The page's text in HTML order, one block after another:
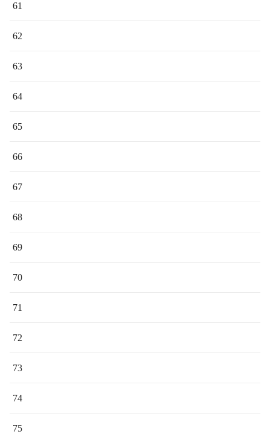
61
62
63
64
65
66
67
68
69
70
71
72
73
74
75